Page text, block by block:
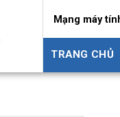
Mạng máy
TRANG CHỦ